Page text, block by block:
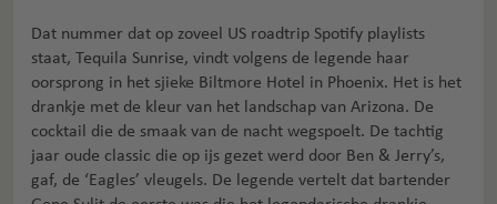
Dat nummer dat op zoveel US roadtrip Spotify playlists
staat, Tequila Sunrise, vindt volgens de legende haar
oorsprong in het sjieke Biltmore Hotel in Phoenix. Het is het
drankje met de kleur van het landschap van Arizona. De
cocktail die de smaak van de nacht wegspoelt. De tachtig
jaar oude classic die op ijs gezet werd door Ben & Jerry’s,
gaf, de ‘Eagles’ vleugels. De legende vertelt dat bartender